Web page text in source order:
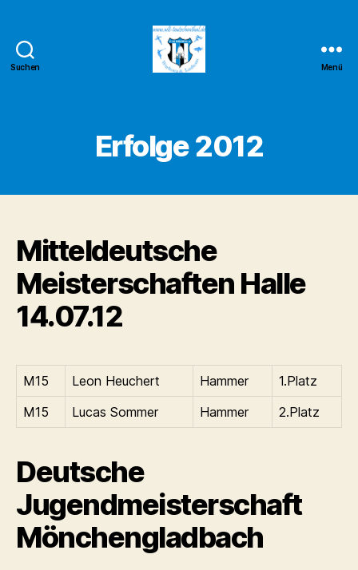
Suchen
Teutschenthal
Menü
Erfolge 2012
Mitteldeutsche
Meisterschaften Halle
14.07.12
M15 Leon Heuchert Hammer
1.Platz
M15
Lucas Sommer Hammer 2.Platz
Deutsche
Jugendmeisterschaft
Mönchengladbach